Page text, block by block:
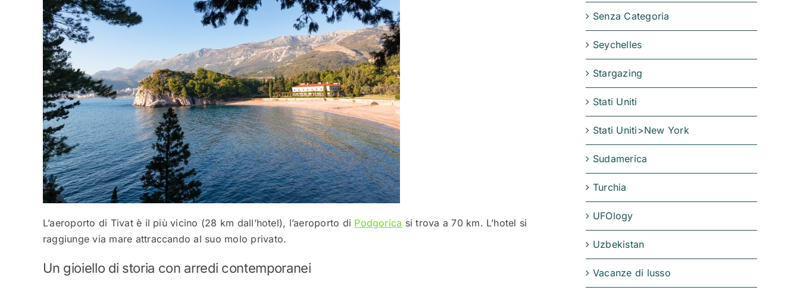
L’aeroporto di Tivat è il più vicino (28 km dall’hotel), l’aeroporto di Podgorica si trova a 70 km. L’hotel si
raggiunge via mare attraccando al suo molo privato.
Un gioiello di storia con arredi contemporanei
Senza Categoria
Seychelles
Stargazing
Stati Uniti
Stati Uniti>New York
Sudamerica
Turchia
UFOlogy
Uzbekistan
Vacanze di lusso